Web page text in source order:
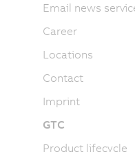
Email news
Career
Locations
Contact
Imprint
GTC
Product lifecycle